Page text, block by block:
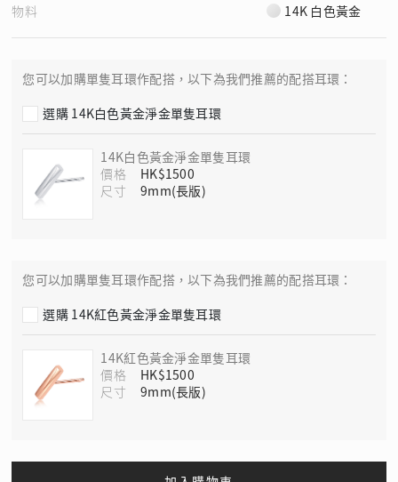
物料 14K 白色黃金
您可以加購單隻耳環作配搭，以下為我們推薦的配搭耳環：
選購 14K白色黃金淨金單隻耳環
14K白色黃金淨金單隻耳環
價格
HK$1500
尺寸
您可以加購單隻耳環作配搭，以下為我們推薦的配搭耳環：
選購 14K紅色黃金淨金單隻耳環
14K紅色黃金淨金單隻耳環
價格
HK$1500
尺寸